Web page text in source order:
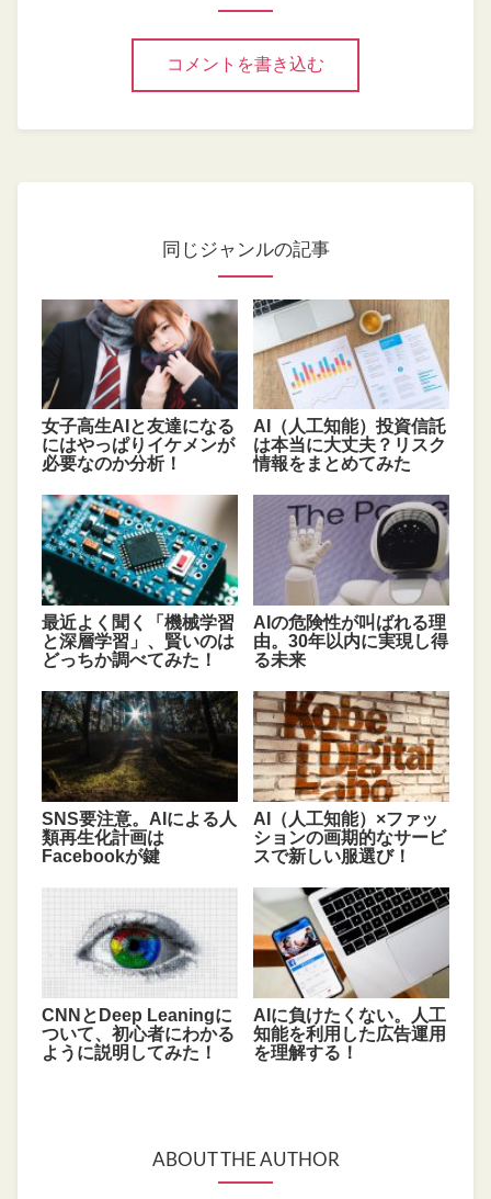
コメントを書き込む
同じジャンルの記事
女子高生AIと友達になる
にはやっぱりイケメンが
必要なのか分析！
AI（人工知能）投資信託
は本当に大丈夫？リスク
情報をまとめてみた
最近よく聞く「機械学習
と深層学習」、賢いのは
どっちか調べてみた！
AIの危険性が叫ばれる理
由。30年以内に実現し得
る未来
SNS要注意。AIによる人
類再生化計画は
Facebookが鍵
AI（人工知能）×ファッ
ションの画期的なサービ
スで新しい服選び！
CNNとDeep Leaningに
ついて、初心者にわかる
ように説明してみた！
AIに負けたくない。人工
知能を利用した広告運用
を理解する！
ABOUT THE AUTHOR